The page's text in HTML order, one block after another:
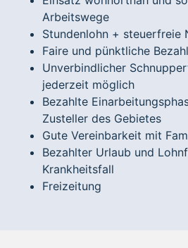
Arbeitswege
Stundenlohn + steuerfreie
Faire und pünktliche
Unverbindlicher
jederzeit möglich
Bezahlte
Zusteller des Gebietes
Gute Vereinbarkeit mit
Bezahlter Urlaub und
Krankheitsfall
Freizeitung